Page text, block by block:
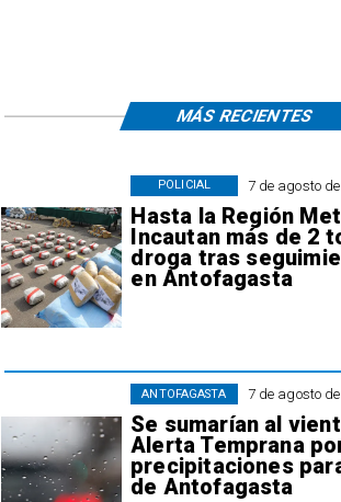
7 de agosto
Hasta la Región
Incautan más de 2
droga tras
en Antofagasta
POLICIAL
7 de agosto
Se sumarían al
Alerta Temprana
precipitaciones
de Antofagasta
ANTOFAGASTA
MÁS RECIENTES